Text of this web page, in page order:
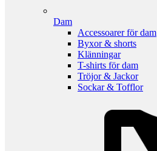
Dam
Accessoarer för dam
Byxor & shorts
Klänningar
T-shirts för dam
Tröjor & Jackor
Sockar & Tofflor